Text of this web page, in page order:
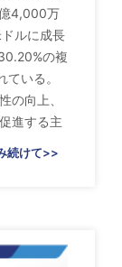
4,000万
ルに成長
の複
いる。
の向上、
進する主
続けて>>